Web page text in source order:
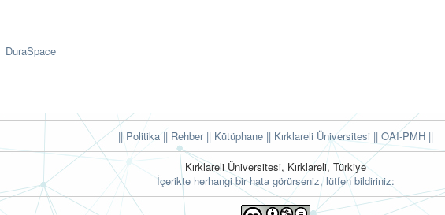
DuraSpace
|| Politika || Rehber|| Kütüphane || Kırklareli Üniversitesi || OAI-PMH ||
Kırklareli Üniversitesi, Kırklareli, Türkiye
İçerikte herhangi bir hata görürseniz, lütfen bildiriniz: